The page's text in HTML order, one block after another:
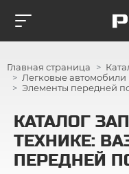
Главная страница
Легковые автомобили
Элементы передней
КАТАЛОГ
ТЕХНИКЕ:
ПЕРЕДНЕЙ